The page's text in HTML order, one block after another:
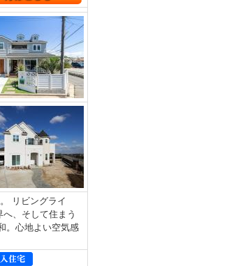
リビングライ
、そして住まう
。⼼地よい空気感